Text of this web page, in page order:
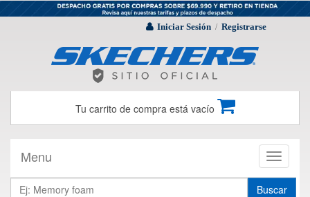
Iniciar Sesión / Registrarse
Tu carrito de compra está vacío
Toggle
Menu
Buscar